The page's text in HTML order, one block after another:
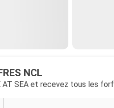
NCL
SEA et recevez tous les